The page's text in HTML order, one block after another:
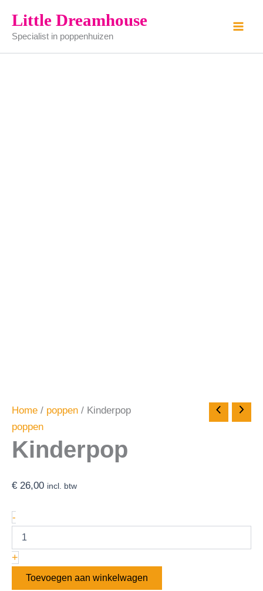
naar
inhoud
Little Dreamhouse
Specialist in poppenhuizen
Home / poppen / Kinderpop
poppen
Kinderpop
€ 26,00 incl. btw
-
aantal
+
Toevoegen aan winkelwagen